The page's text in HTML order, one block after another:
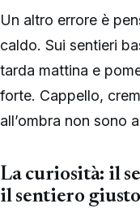
Un altro errore è
caldo. Sui sentieri
tarda mattina e
forte. Cappello,
all’ombra non sono
La curiosità: il
il sentiero giusto